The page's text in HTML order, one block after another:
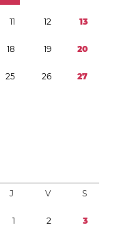
11 12 13
18 19 20
25 26 27
J V S
1 2 3